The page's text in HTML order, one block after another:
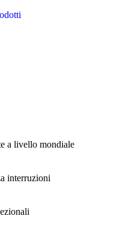
a livello mondiale
interruzioni